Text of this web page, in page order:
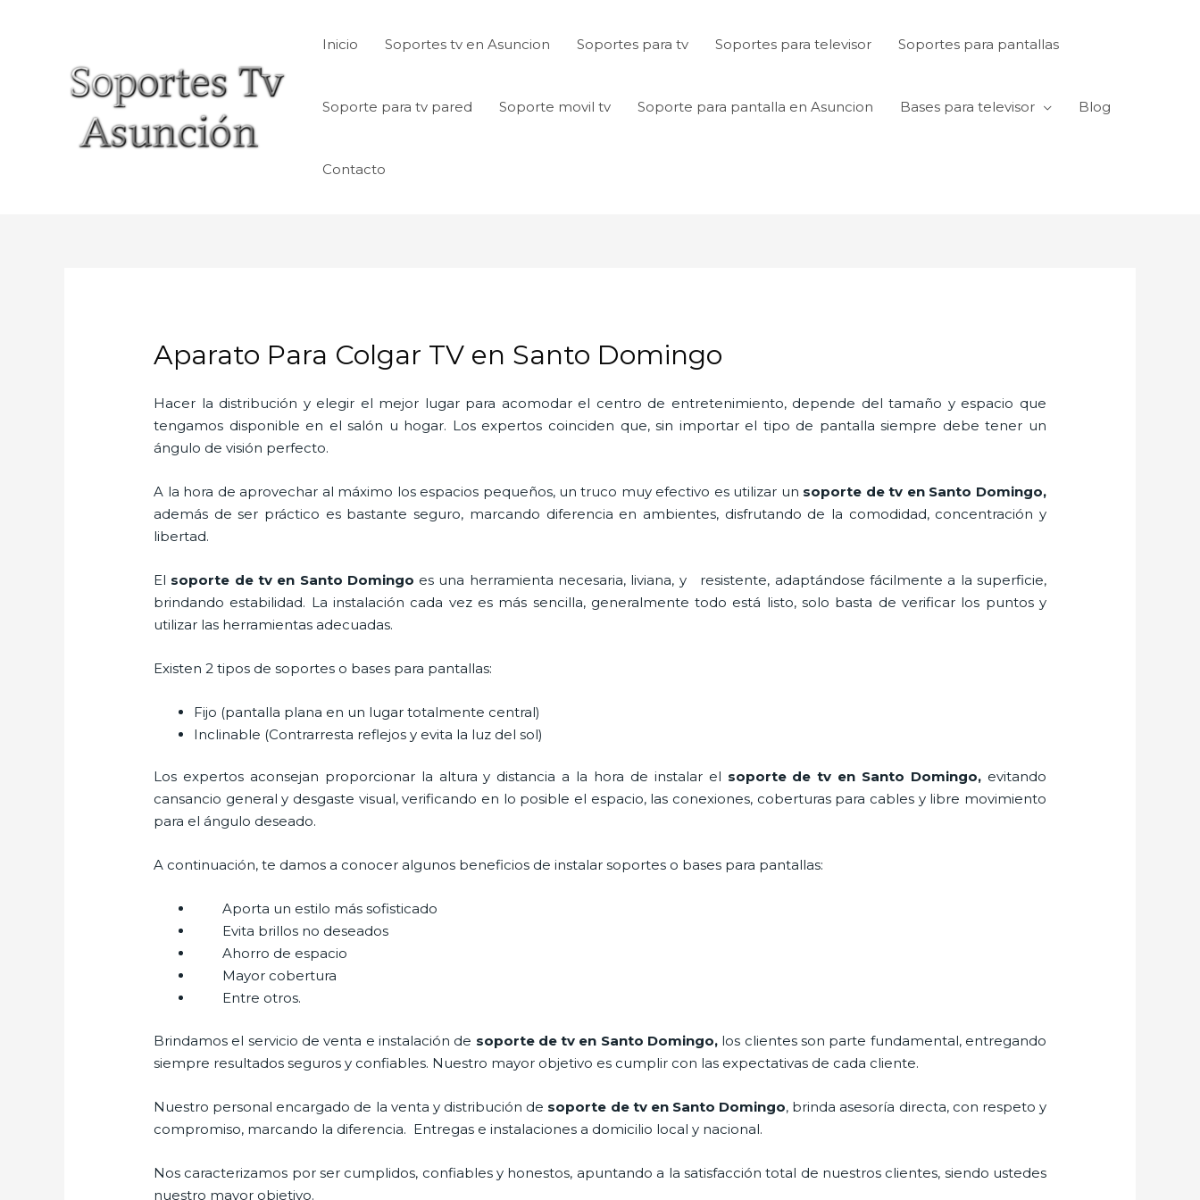
Inicio Soportes tv en Asuncion Soportes para tv Soportes para televisor Soportes para pantallas
Soporte para tv pared Soporte movil tv Soporte para pantalla en Asuncion Bases para televisor Blog
Contacto
Aparato Para Colgar TV en Santo Domingo
Hacer la distribución y elegir el mejor lugar para acomodar el centro de entretenimiento, depende del tamaño y espacio que
tengamos disponible en el salón u hogar. Los expertos coinciden que, sin importar el tipo de pantalla siempre debe tener un
ángulo de visión perfecto.
A la hora de aprovechar al máximo los espacios pequeños, un truco muy efectivo es utilizar un soporte de tv en Santo Domingo,
además de ser práctico es bastante seguro, marcando diferencia en ambientes, disfrutando de la comodidad, concentración y
libertad.
El soporte de tv en Santo Domingo es una herramienta necesaria, liviana, y resistente, adaptándose fácilmente a la superficie,
brindando estabilidad. La instalación cada vez es más sencilla, generalmente todo está listo, solo basta de verificar los puntos y
utilizar las herramientas adecuadas.
Existen 2 tipos de soportes o bases para pantallas:
Fijo (pantalla plana en un lugar totalmente central)
Inclinable (Contrarresta reflejos y evita la luz del sol)
Los expertos aconsejan proporcionar la altura y distancia a la hora de instalar el soporte de tv en Santo Domingo, evitando
cansancio general y desgaste visual, verificando en lo posible el espacio, las conexiones, coberturas para cables y libre movimiento
para el ángulo deseado.
A continuación, te damos a conocer algunos beneficios de instalar soportes o bases para pantallas:
Aporta un estilo más sofisticado
Evita brillos no deseados
Ahorro de espacio
Mayor cobertura
Entre otros.
Brindamos el servicio de venta e instalación de soporte de tv en Santo Domingo, los clientes son parte fundamental, entregando
siempre resultados seguros y confiables. Nuestro mayor objetivo es cumplir con las expectativas de cada cliente.
Nuestro personal encargado de la venta y distribución de soporte de tv en Santo Domingo, brinda asesoría directa, con respeto y
compromiso, marcando la diferencia. Entregas e instalaciones a domicilio local y nacional.
Nos caracterizamos por ser cumplidos, confiables y honestos, apuntando a la satisfacción total de nuestros clientes, siendo ustedes
nuestro mayor objetivo.